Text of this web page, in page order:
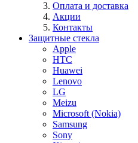
Оплата и доставка
Акции
Контакты
Защитные стекла
Apple
HTC
Huawei
Lenovo
LG
Meizu
Microsoft (Nokia)
Samsung
Sony